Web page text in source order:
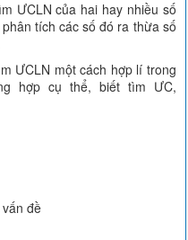
ƯCLN của hai hay nhiều số
tích các số đó ra thừa số
ƯCLN một cách hợp lí trong
hợp cụ thể, biết tìm ƯC,
đề